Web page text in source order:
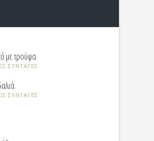
με τρούφα
ΣΥΝΤΑΓΕΣ
ΣΥΝΤΑΓΕΣ